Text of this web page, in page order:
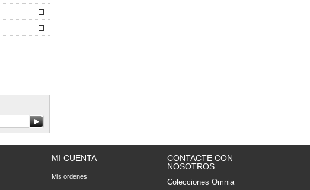
MI CUENTA
Mis ordenes
CONTACTE CON
NOSOTROS
Colecciones Omnia